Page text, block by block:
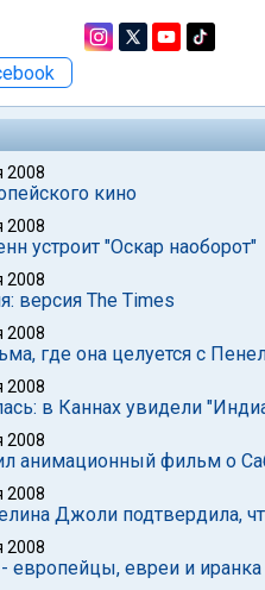
2008
кино
2008
устроит "Оскар наоборот"
2008
версия The Times
2008
где она целуется с
2008
в Каннах увидели
2008
анимационный фильм о
2008
Джоли подтвердила,
2008
европейцы, евреи и